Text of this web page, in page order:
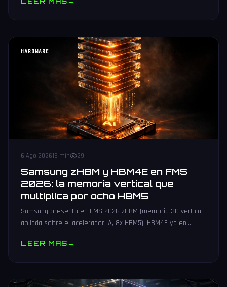
HARDWARE
6 Ago 202616 min 29
Samsung zHBM y HBM4E en FMS
2026: la memoria vertical que
multiplica por ocho HBM5
Samsung presenta en FMS 2026 zHBM (memoria 3D vertical
apilada sobre el acelerador IA, 8x HBM5), HBM4E ya en
LEER MAS→